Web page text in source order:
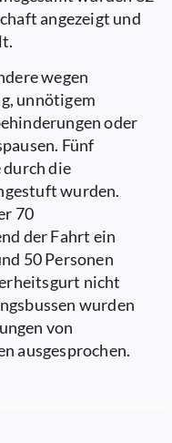
angezeigt und
wegen
unnötigem
oder
Fünf
durch die
wurden.
70
der Fahrt ein
50 Personen
nicht
wurden
von
ausgesprochen.